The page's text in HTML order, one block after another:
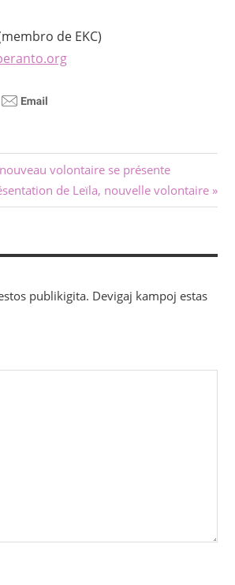
de EKC)
volontaire se présente
de Leïla, nouvelle volontaire
publikigita. Devigaj kampoj estas